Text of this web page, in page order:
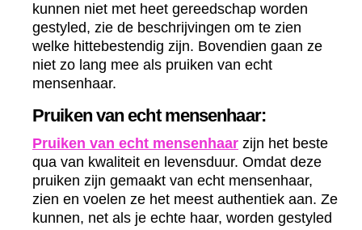
kunnen niet met heet gereedschap worden
gestyled, zie de beschrijvingen om te zien
welke hittebestendig zijn. Bovendien gaan ze
niet zo lang mee als pruiken van echt
mensenhaar.
Pruiken van echt mensenhaar:
Pruiken van echt mensenhaar zijn het beste
qua van kwaliteit en levensduur. Omdat deze
pruiken zijn gemaakt van echt mensenhaar,
zien en voelen ze het meest authentiek aan. Ze
kunnen, net als je echte haar, worden gestyled